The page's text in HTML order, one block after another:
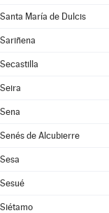
Santa María de Dulcis
Sariñena
Secastilla
Seira
Sena
Senés de Alcubierre
Sesa
Sesué
Siétamo